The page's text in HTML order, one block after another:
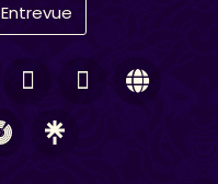
Entrevue